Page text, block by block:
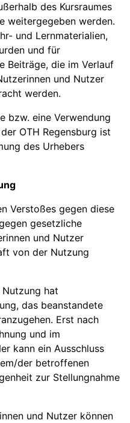
des Kursraumes
weitergegeben werden.
und Lernmaterialien,
und für
Beiträge, die im Verlauf
und Nutzer
werden.
bzw. eine Verwendung
OTH Regensburg ist
des Urhebers
Verstoßes gegen diese
gesetzliche
und Nutzer
von der Nutzung
Nutzung hat
das beanstandete
Erst nach
und im
kann ein Ausschluss
der betroffenen
zur Stellungnahme
und Nutzer können